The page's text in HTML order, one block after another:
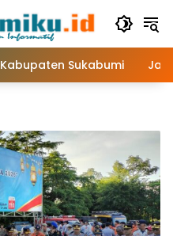
Kabupaten Sukabumi